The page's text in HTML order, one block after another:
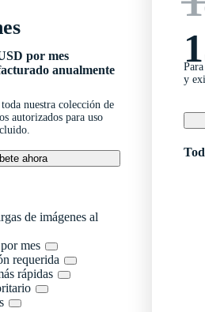
por mes
anualmente
nuestra colección de
autorizados para uso
ahora
de imágenes al
mes
requerida
rápidas
y